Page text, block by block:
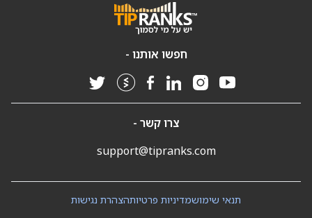
חפשו אותנו -
צרו קשר -
support@tipranks.com
הצהרת נגישותמדיניות פרטיותתנאי שימוש